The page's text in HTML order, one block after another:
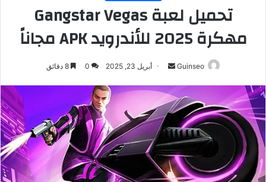
تحميل لعبة Gangstar Vegas
مهكرة 2025 للأندرويد APK مجاناً
Guinseo
أرسل
إلكترونيا
أبريل 23, 2025 0